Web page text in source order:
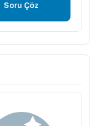
Soru Çöz